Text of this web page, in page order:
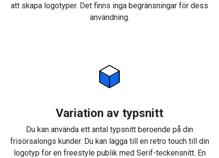
att skapa logotyper. Det finns inga begränsningar för dess
användning.
Variation av typsnitt
Du kan använda ett antal typsnitt beroende på din
frisörsalongs kunder. Du kan lägga till en retro touch till din
logotyp för en freestyle publik med Serif-teckensnitt. En